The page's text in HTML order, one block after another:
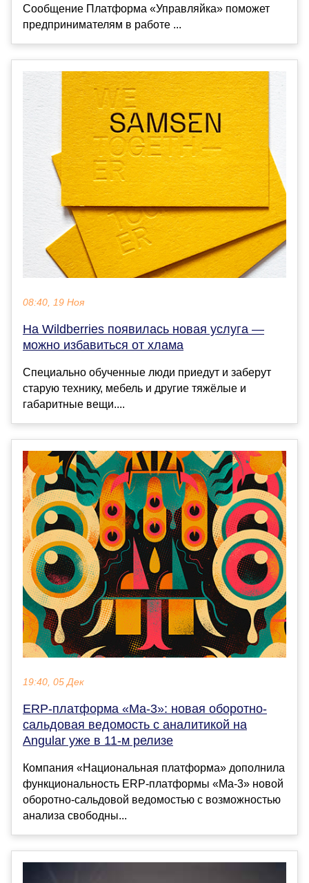
Сообщение Платформа «Управляйка» поможет
предпринимателям в работе ...
08:40, 19 Ноя
На Wildberries появилась новая услуга —
можно избавиться от хлама
Специально обученные люди приедут и заберут
старую технику, мебель и другие тяжёлые и
габаритные вещи....
19:40, 05 Дек
ERP-платформа «Ма-3»: новая оборотно-
сальдовая ведомость с аналитикой на
Angular уже в 11-м релизе
Компания «Национальная платформа» дополнила
функциональность ERP-платформы «Ма-3» новой
оборотно-сальдовой ведомостью с возможностью
анализа свободны...